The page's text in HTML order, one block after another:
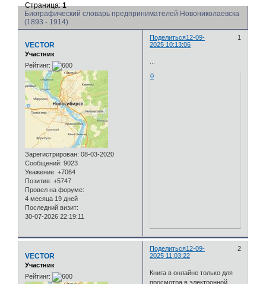
Биографический словарь предпринимателей Новониколаевска
(1893 - 1914)
Страница:1
Поделиться 1
12-09-
2025 10:13:06
VECTOR
Участник
Рейтинг:
Зарегистрирован: 08-03-2020
Сообщений: 9023
Уважение: +7064
Позитив: +5747
Провел на форуме:
4 месяца 19 дней
Последний визит:
30-07-2026 22:19:11
0
Поделиться 2
12-09-
2025 11:03:22
VECTOR
Участник
Рейтинг:
Книга в онлайне только для
просмотра в электронной